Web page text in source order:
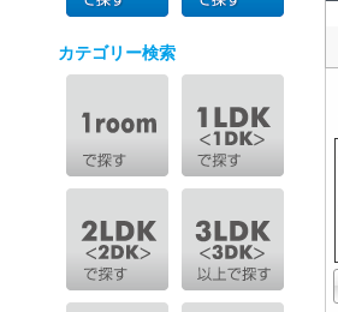
カテゴリー検索